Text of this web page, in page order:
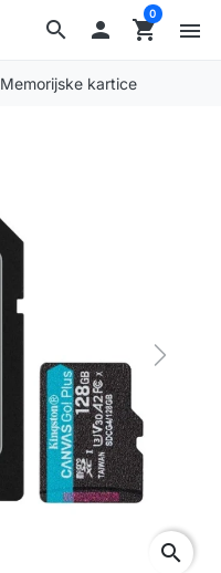
search  shopping_cart
0
menu
Memorijske kartice
Next
search